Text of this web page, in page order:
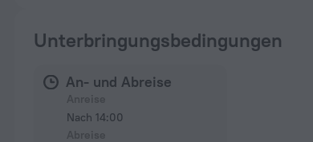
Unterbringungsbedingungen
An- und Abreise
Nach 14:00